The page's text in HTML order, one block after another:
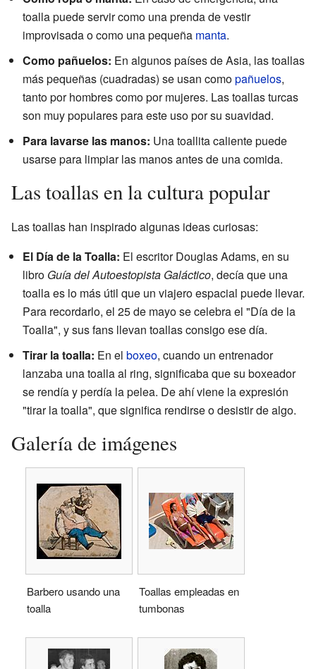
toalla puede servir como una prenda de vestir
improvisada o como una pequeña manta.
Como pañuelos: En algunos países de Asia, las toallas
más pequeñas (cuadradas) se usan comopañuelos,
tanto por hombres como por mujeres. Las toallas turcas
son muy populares para este uso por su suavidad.
Para lavarse las manos: Una toallita caliente puede
usarse para limpiar las manos antes de una comida.
Las toallas en la cultura popular
Las toallas han inspirado algunas ideas curiosas:
El Día de la Toalla: El escritor Douglas Adams, en su
libro Guía del Autoestopista Galáctico, decía que una
toalla es lo más útil que un viajero espacial puede llevar.
Para recordarlo, el 25 de mayo se celebra el "Día de la
Toalla", y sus fans llevan toallas consigo ese día.
Tirar la toalla: En el boxeo, cuando un entrenador
lanzaba una toalla al ring, significaba que su boxeador
se rendía y perdía la pelea. De ahí viene la expresión
"tirar la toalla", que significa rendirse o desistir de algo.
Galería de imágenes
Barbero usando una
toalla
Toallas empleadas en
tumbonas